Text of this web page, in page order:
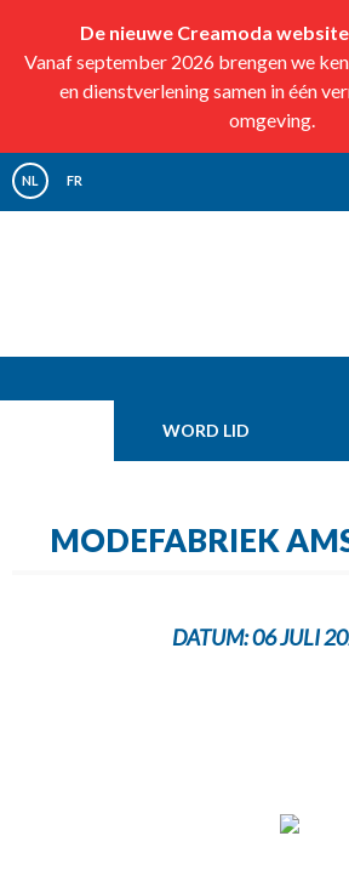
De nieuwe Creamoda
Vanaf september 2026 brengen we
en dienstverlening samen in één
omgeving.
NL FR
WORD LID
MODEFABRIEK
DATUM:06 JULI